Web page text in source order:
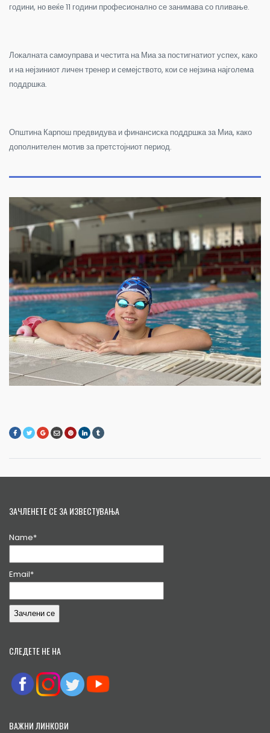
години, но веќе 11 години професионално се занимава со пливање.
Локалната самоуправа и честита на Миа за постигнатиот успех, како
и на нејзиниот личен тренер и семејството, кои се нејзина најголема
поддршка.
Општина Карпош предвидува и финансиска поддршка за Миа, како
дополнителен мотив за претстојниот период.
ЗАЧЛЕНЕТЕ СЕ ЗА ИЗВЕСТУВАЊА
Name*
Email*
СЛЕДЕТЕ НЕ НА
ВАЖНИ ЛИНКОВИ